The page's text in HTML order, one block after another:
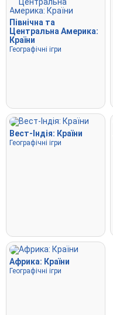
Північна та
Центральна Америка:
Країни
Географічні ігри
Вест-Індія: Країни
Географічні ігри
Африка: Країни
Географічні ігри